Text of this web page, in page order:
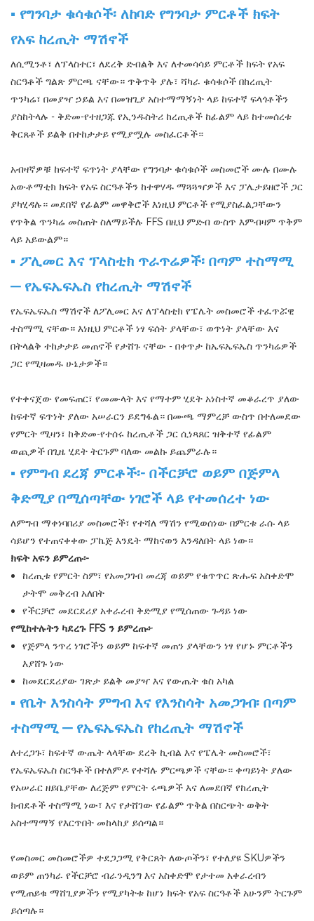
▪ የግንባታ ቁሳቁሶች፡ ለከባድ የግንባታ ምርቶች ክፍት
የአፍ ከረጢት ማሽኖች
ለሲሚንቶ፣ ለፕላስተር፣ ለደረቅ ድብልቅ እና ለተመሳሳይ ምርቶች ክፍት የአፍ
ስርዓቶች ግልጽ ምርጫ ናቸው። ጥቅጥቅ ያሉ፣ ሻካራ ቁሳቁሶች በከረጢት
ጥንካሬ፣ በመያዣ ኃይል እና በመዝጊያ አስተማማኝነት ላይ ከፍተኛ ፍላጎቶችን
ያስከትላሉ - ቅድመ-የተዘጋጁ የኢንዱስትሪ ከረጢቶች ከፊልም ላይ ከተመሰረቱ
ቅርጸቶች ይልቅ በተከታታይ የሚያሟሉ መስፈርቶች።
አብዛኛዎቹ ከፍተኛ ፍጥነት ያላቸው የግንባታ ቁሳቁሶች መስመሮች ሙሉ በሙሉ
አውቶማቲክ ክፍት የአፍ ስርዓቶችን ከተዋሃዱ ማጓጓዣዎች እና ፓሌታይዘሮች ጋር
ያካሂዳሉ። መደበኛ የፊልም መዋቅሮች እነዚህ ምርቶች የሚያስፈልጋቸውን
የጥቅል ጥንካሬ መስጠት ስለማይችሉ FFS በዚህ ምድብ ውስጥ እምብዛም ጥቅም
ላይ አይውልም።
▪ ፖሊመር እና ፕላስቲክ ጥራጥሬዎች፡ በጣም ተስማሚ
— የኤፍኤፍኤስ የከረጢት ማሽኖች
የኤፍኤፍኤስ ማሽኖች ለፖሊመር እና ለፕላስቲክ የፔሌት መስመሮች ተፈጥሯዊ
ተስማሚ ናቸው። እነዚህ ምርቶች ነፃ ፍሰት ያላቸው፣ ወጥነት ያላቸው እና
በትላልቅ ተከታታይ መጠኖች የታሸጉ ናቸው - በቀጥታ ከኤፍኤፍኤስ ጥንካሬዎች
ጋር የሚዛመዱ ሁኔታዎች።
የተቀናጀው የመፍጠር፣ የመሙላት እና የማተም ሂደት አነስተኛ መቆራረጥ ያለው
ከፍተኛ ፍጥነት ያለው አሠራርን ይደግፋል። በሙጫ ማምረቻ ውስጥ በተለመደው
የምርት ሚዛን፣ ከቅድመ-የተሰሩ ከረጢቶች ጋር ሲነጻጸር ዝቅተኛ የፊልም
ወጪዎች በጊዜ ሂደት ትርጉም ባለው መልኩ ይጨምራሉ።
▪ የምግብ ደረጃ ምርቶች፡- በችርቻሮ ወይም በጅምላ
ቅድሚያ በሚሰጣቸው ነገሮች ላይ የተመሰረተ ነው
ለምግብ ማቀነባበሪያ መስመሮች፣ የተሻለ ማሽን የሚወሰነው በምርቱ ራሱ ላይ
ሳይሆን የተጠናቀቀው ፓኬጅ እንዴት ማከናወን እንዳለበት ላይ ነው።
ክፍት አፍን ይምረጡ፡-
ከረጢቱ የምርት ስም፣ የአመጋገብ መረጃ ወይም የቁጥጥር ጽሑፍ አስቀድሞ
ታትሞ መቅረብ አለበት
የችርቻሮ መደርደሪያ አቀራረብ ቅድሚያ የሚሰጠው ጉዳይ ነው
የሚከተሉትን ካደረጉ FFS ን ይምረጡ፦
የጅምላ ንጥረ ነገሮችን ወይም ከፍተኛ መጠን ያላቸውን ነፃ የሆኑ ምርቶችን
እያሸጉ ነው
ከመደርደሪያው ገጽታ ይልቅ መያዣ እና የውጤት ቁስ አካል
▪ የቤት እንስሳት ምግብ እና የእንስሳት አመጋገብ፡ በጣም
ተስማሚ — የኤፍኤፍኤስ የከረጢት ማሽኖች
ለተረጋጉ፣ ከፍተኛ ውጤት ላላቸው ደረቅ ኪብል እና የፔሌት መስመሮች፣
የኤፍኤፍኤስ ስርዓቶች በተለምዶ የተሻሉ ምርጫዎች ናቸው። ቀጣይነት ያለው
የአሠራር ዘይቤያቸው ለረጅም የምርት ሩጫዎች እና ለመደበኛ የከረጢት
ክብደቶች ተስማሚ ነው፣ እና የታሸገው የፊልም ጥቅል በስርጭት ወቅት
አስተማማኝ የእርጥበት መከላከያ ይሰጣል።
የመስመር መስመሮችዎ ተደጋጋሚ የቅርጸት ለውጦችን፣ የተለያዩ SKUዎችን
ወይም ጠንካራ የችርቻሮ ብራንዲንግ እና አስቀድሞ የታተመ አቀራረብን
የሚጠይቁ ማሸጊያዎችን የሚያካትቱ ከሆነ ክፍት የአፍ ስርዓቶች አሁንም ትርጉም
ይሰጣሉ።